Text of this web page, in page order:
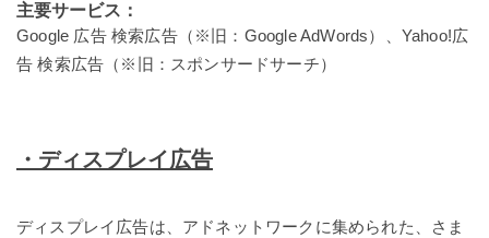
主要サービス：
Google 広告 検索広告（※旧：Google AdWords）、Yahoo!広
告 検索広告（※旧：スポンサードサーチ）
・ディスプレイ広告
ディスプレイ広告は、アドネットワークに集められた、さま